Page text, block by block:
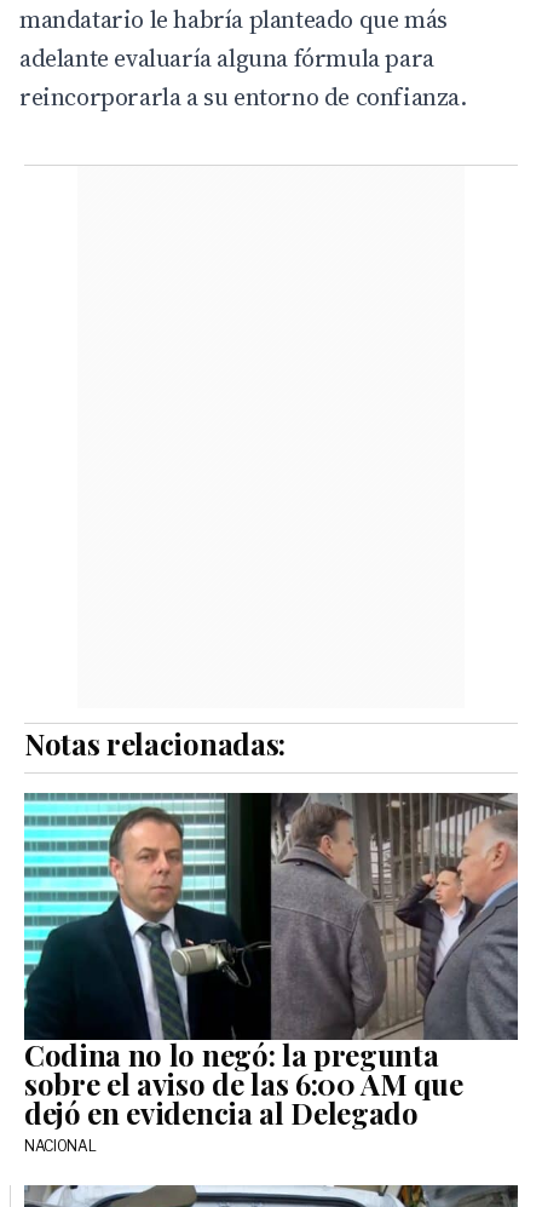
mandatario le habría planteado que más
adelante evaluaría alguna fórmula para
reincorporarla a su entorno de confianza.
Notas relacionadas:
Codina no lo negó: la pregunta
sobre el aviso de las 6:00 AM que
dejó en evidencia al Delegado
NACIONAL